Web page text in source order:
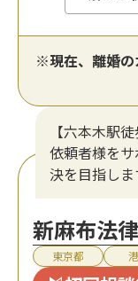
※現在、離婚の
【六本木駅
依頼者様を
決を目指しま
新麻布法
東京都